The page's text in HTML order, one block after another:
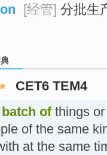
[经管] 分批生
CET6 TEM4
batch ofthings or
of the same
at the same